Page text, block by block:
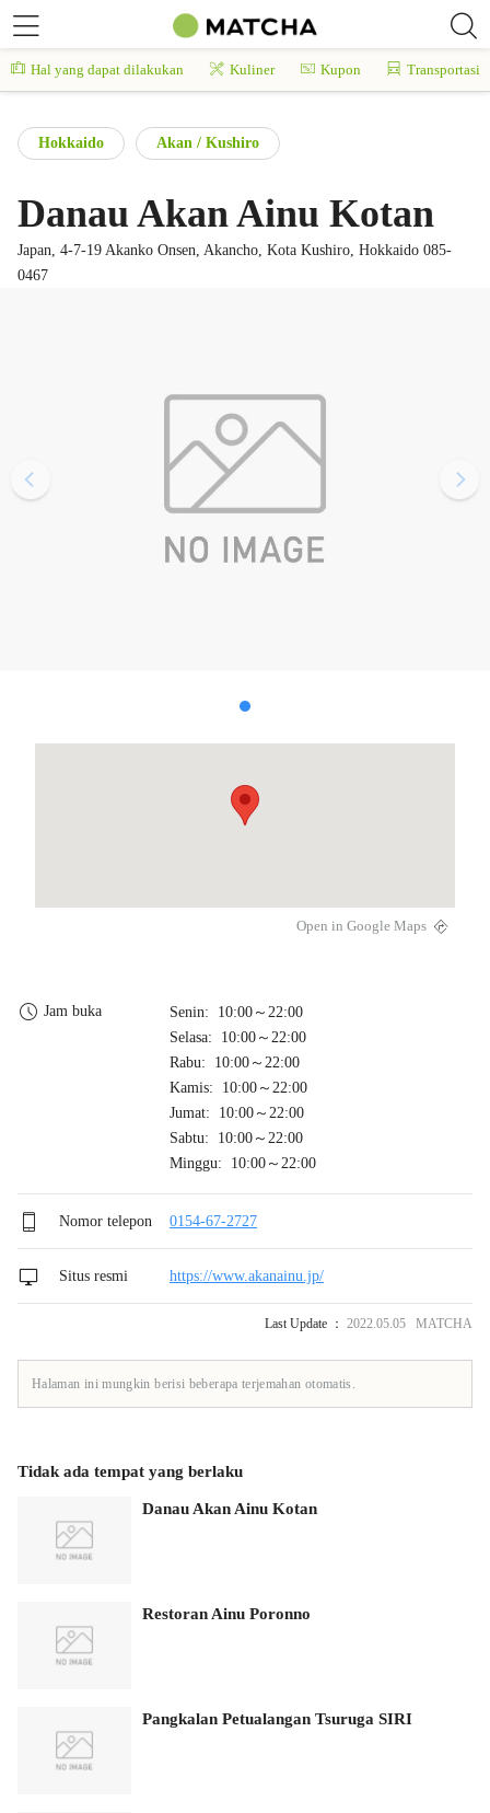
Hal yang dapat dilakukan Kuliner Kupon Transportasi
Hokkaido Akan / Kushiro
Danau Akan Ainu Kotan
Japan, 4-7-19 Akanko Onsen, Akancho, Kota Kushiro, Hokkaido 085-
0467
Open in Google Maps
Jam buka
Senin: 10:00～22:00
Selasa: 10:00～22:00
Rabu: 10:00～22:00
Kamis: 10:00～22:00
Jumat: 10:00～22:00
Sabtu: 10:00～22:00
Minggu: 10:00～22:00
Nomor telepon 0154-67-2727
Situs resmi https://www.akanainu.jp/
Last Update ： 2022.05.05 MATCHA
Halaman ini mungkin berisi beberapa terjemahan otomatis.
Tidak ada tempat yang berlaku
Danau Akan Ainu Kotan
Restoran Ainu Poronno
Pangkalan Petualangan Tsuruga SIRI